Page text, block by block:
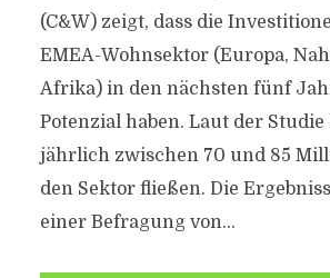
(C&W) zeigt, dass die
EMEA-Wohnsektor (Europa,
Afrika) in den nächsten fünf
Potenzial haben. Laut der
jährlich zwischen 70 und 85
den Sektor fließen. Die
einer Befragung von...